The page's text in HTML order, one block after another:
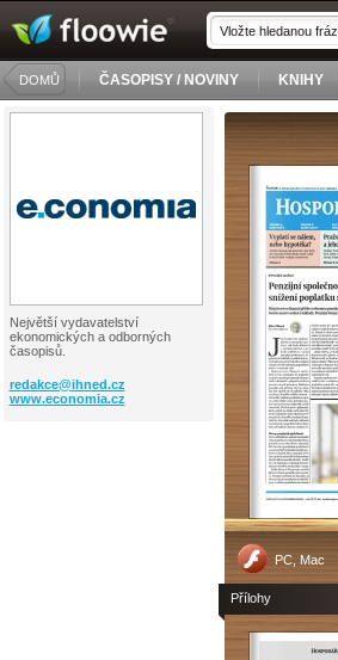
DOMŮ ČASOPISY / NOVINY KNIHY
Největší vydavatelství
ekonomických a odborných
časopisů.
redakce@ihned.cz
www.economia.cz
PC, Mac
Přílohy